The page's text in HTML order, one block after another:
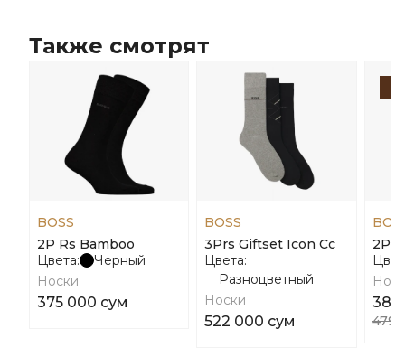
Также смотрят
BOSS
2P Rs Bamboo
Цвета:
Черный
Носки
375 000 сум
BOSS
3Prs Giftset Icon Cc
Цвета:
Разноцветный
Носки
522 000 сум
2P
383
479